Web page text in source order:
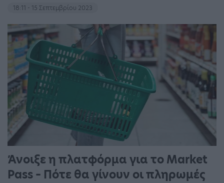
18:11 - 15 Σεπτεμβρίου 2023
Άνοιξε η πλατφόρμα για το Market
Pass – Πότε θα γίνουν οι πληρωμές